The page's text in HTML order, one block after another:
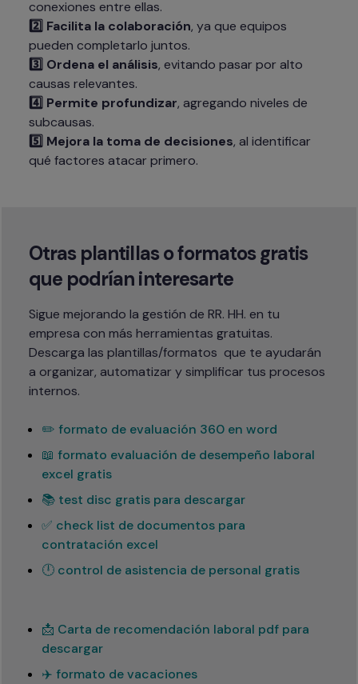
2️⃣ Facilita la colaboración, ya que equipos
3️⃣ Ordena el análisis, evitando pasar por alto
4️⃣ Permite profundizar, agregando niveles de
5️⃣ Mejora la toma de decisiones, al identificar
qué factores atacar primero.
Otras plantillas o formatos gratis
que podrían interesarte
Sigue mejorando la gestión de RR. HH. en tu
empresa con más herramientas gratuitas.
Descarga las plantillas/formatos  que te ayudarán
a organizar, automatizar y simplificar tus procesos
internos.
✏️ formato de evaluación 360 en word
📖 formato evaluación de desempeño laboral
excel gratis
📚 test disc gratis para descargar
✅ check list de documentos para
contratación excel
🕛 control de asistencia de personal gratis
📩 Carta de recomendación laboral pdf para
descargar
✈️ formato de vacaciones